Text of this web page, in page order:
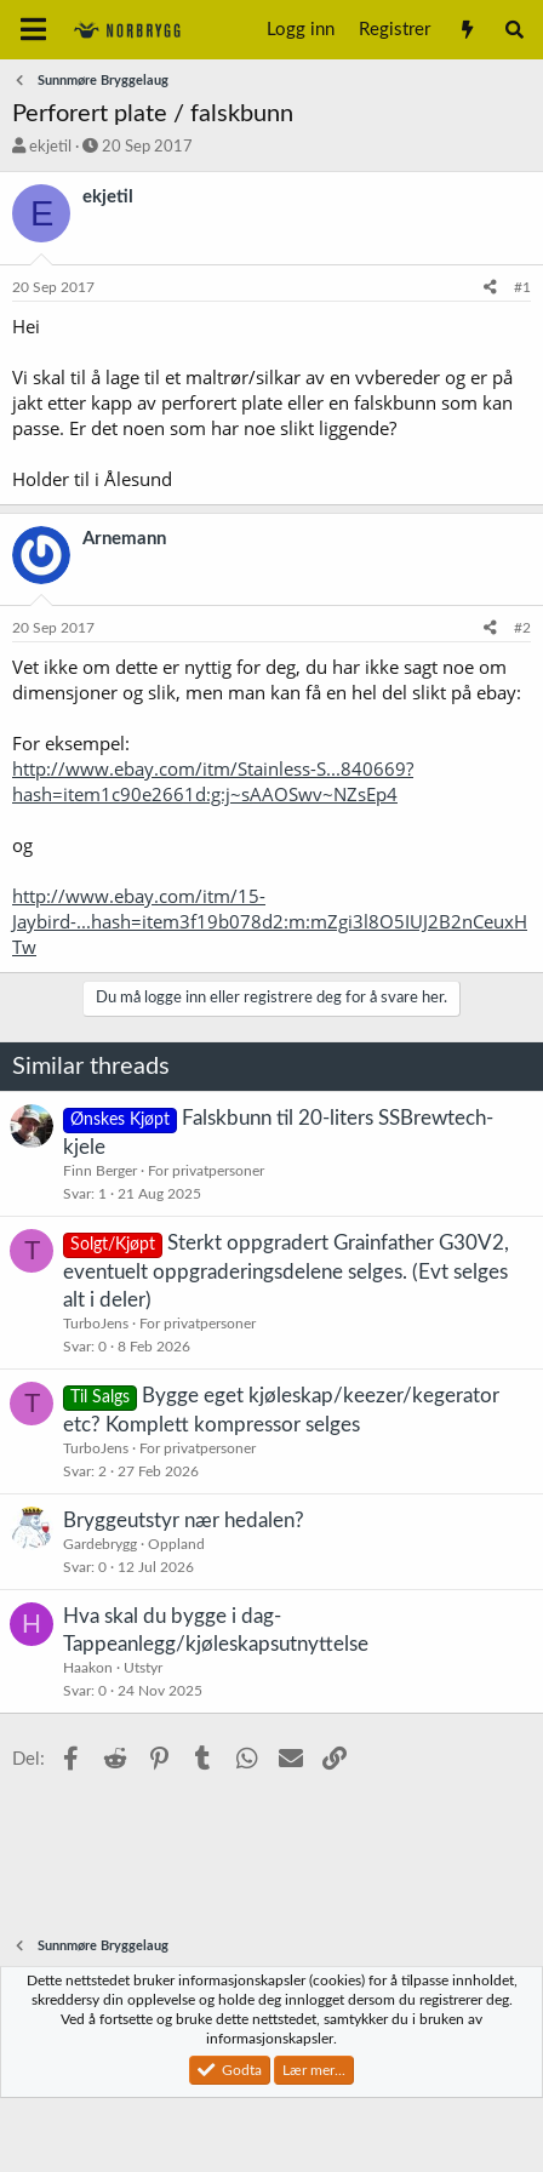
Logg inn Registrer
Sunnmøre Bryggelaug
Perforert plate / falskbunn
T
å
t
ekjetil
S
a
r
20 Sep 2017
E ekjetil
20 Sep 2017 #1
Hei
Vi skal til å lage til et maltrør/silkar av en vvbereder og er på
jakt etter kapp av perforert plate eller en falskbunn som kan
passe. Er det noen som har noe slikt liggende?
Holder til i Ålesund
Arnemann
20 Sep 2017 #2
Vet ikke om dette er nyttig for deg, du har ikke sagt noe om
dimensjoner og slik, men man kan få en hel del slikt på ebay:
For eksempel:
http://www.ebay.com/itm/Stainless-S...840669?
hash=item1c90e2661d:g:j~sAAOSwv~NZsEp4
og
http://www.ebay.com/itm/15-
Jaybird-...hash=item3f19b078d2:m:mZgi3l8O5IUJ2B2nCeuxH
Tw
Du må logge inn eller registrere deg for å svare her.
Similar threads
Ønskes Kjøpt
Falskbunn til 20-liters SSBrewtech-
kjele
Finn Berger
For privatpersoner
Svar 1 21 Aug 2025
T Solgt/Kjøpt
Sterkt oppgradert Grainfather G30V2,
eventuelt oppgraderingsdelene selges. (Evt selges
alt i deler)
TurboJens
For privatpersoner
Svar 0 8 Feb 2026
T Til Salgs
Bygge eget kjøleskap/keezer/kegerator
etc? Komplett kompressor selges
TurboJens
For privatpersoner
Svar 2 27 Feb 2026
Bryggeutstyr nær hedalen?
Gardebrygg
Oppland
Svar 0 12 Jul 2026
H
Hva skal du bygge i dag-
Tappeanlegg/kjøleskapsutnyttelse
Haakon
Utstyr
Svar 0 24 Nov 2025
Del: Facebook
Reddit PinterestTumblr WhatsApp
E-post
Sunnmøre Bryggelaug
Norbrygg-default
Vilkår og regler Personvernregler
Community platform by XenForo® © 2010-2023 XenForo Ltd.
Dette nettstedet bruker informasjonskapsler (cookies) for å tilpasse innholdet,
skreddersy din opplevelse og holde deg innlogget dersom du registrerer deg.
Ved å fortsette og bruke dette nettstedet, samtykker du i bruken av
informasjonskapsler.
Godta Lær mer...